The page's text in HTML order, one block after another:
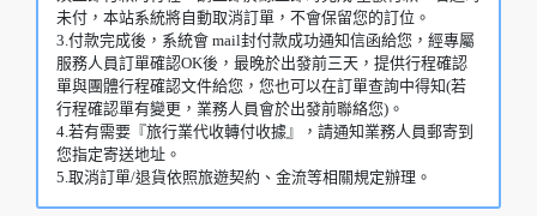
未付，本站系統將自動取消訂單，不會保留您的訂位。
3.付款完成後，系統會 mail封付款成功通知信函給您，經專屬
服務人員訂單確認OK後，最晚於出發前三天，提供行程確認
單與團體行程確認文件給您，您也可以在訂單查詢中得知(若
行程確認單有變更，業務人員會於出發前聯絡您)。
4.若有需要『旅行業代收轉付收據』，請通知業務人員郵寄到
您指定寄送地址。
5.取消訂單/退貨依照旅遊契約、金流等相關規定辦理。